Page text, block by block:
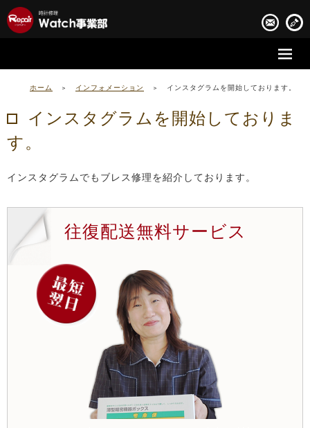
時計修理の流れ
時計修理実績
お客様の声
ホーム > インフォメーション > インスタグラムを開始しております。
インスタグラムを開始しておりま
す。
インスタグラムでもブレス修理を紹介しております。
往復配送無料サービス